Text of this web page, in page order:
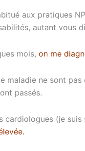
aux pratiques
autant vous
mois, on me
maladie ne sont
passés.
cardiologues (je